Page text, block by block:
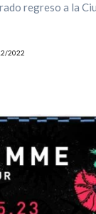
regreso a la
2022